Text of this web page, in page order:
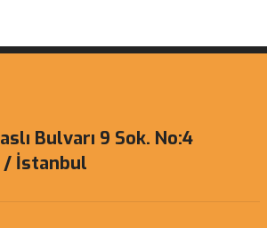
Bulvarı 9 Sok. No:4
/ İstanbul